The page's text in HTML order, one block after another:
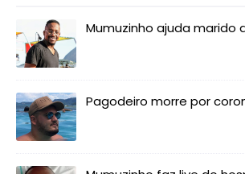
Mumuzinho ajuda marido
Pagodeiro morre por